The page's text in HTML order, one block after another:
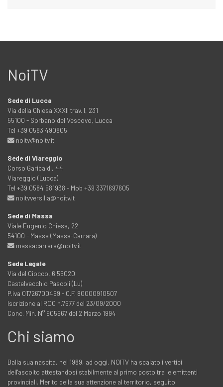
NoiTV
Sede di Lucca
Via della Chiesa XXXII trav. I, 231
55100 - Sorbano del Vescovo, Lucca
Tel +39 0583 490805
noitv@noitv.it
Sede di Viareggio
Corso Garibaldi, 44
Viareggio (Lucca)
Tel +39 0584 581938 - Mob +39 3371697605
noitvversilia@noitv.it
Sede di Massa
Viale Eugenio Chiesa, 22
54100 - Massa (Massa-Carrara)
massacarrara@noitv.it
Sede Legale
Via del Ciocco, 6 55020
Castelvecchio Pascoli (Lu)
P.iva 01726700469 - C.F. 80000910507
Iscrizione al ROC n.7677 del 23/09/2000
Conc. Min. N° 905667 del 2 Marzo 1994
Chi siamo
Dalla sua nascita, nel 1989, ad oggi, NOITV ha scalato i vertici
dell'ascolto attestandosi stabilmente al primo posto tra le emittenti
provinciali. Merito della sua attenzione al territorio, seguito